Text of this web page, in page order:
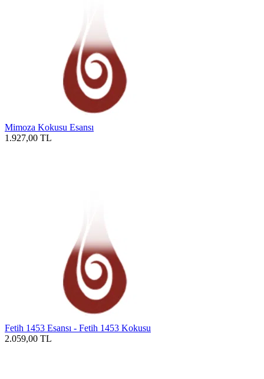
Mimoza Kokusu Esansı
1.927,00 TL
Fetih 1453 Esansı - Fetih 1453 Kokusu
2.059,00 TL